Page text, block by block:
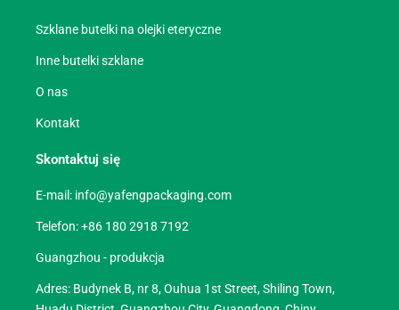
Szklane butelki na olejki eteryczne
Inne butelki szklane
O nas
Kontakt
Skontaktuj się
E-mail: info@yafengpackaging.com
Telefon: +86 180 2918 7192
Guangzhou - produkcja
Adres: Budynek B, nr 8, Ouhua 1st Street, Shiling Town,